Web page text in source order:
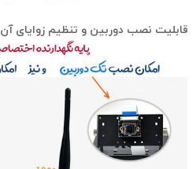
قابلیت نصب دوربین و تنظیم زوایای آن